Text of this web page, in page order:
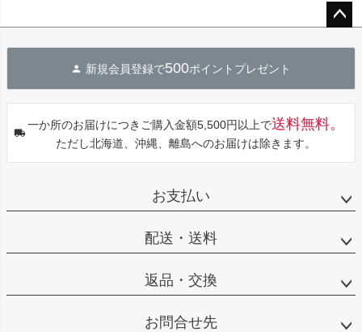
へ
新規会員登録で500ポイントプレゼント
一か所のお届けにつきご購入金額5,500円以上で送料無料。
ただし北海道、沖縄、離島へのお届けは除きます。
お支払い
配送・送料
返品・交換
お問合せ先